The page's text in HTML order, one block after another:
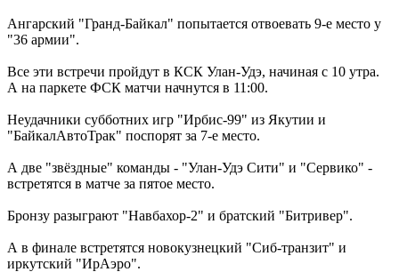
Ангарский "Гранд-Байкал" попытается отвоевать 9-е место у
"36 армии".
Все эти встречи пройдут в КСК Улан-Удэ, начиная с 10 утра.
А на паркете ФСК матчи начнутся в 11:00.
Неудачники субботних игр "Ирбис-99" из Якутии и
"БайкалАвтоТрак" поспорят за 7-е место.
А две "звёздные" команды - "Улан-Удэ Сити" и "Сервико" -
встретятся в матче за пятое место.
Бронзу разыграют "Навбахор-2" и братский "Битривер".
А в финале встретятся новокузнецкий "Сиб-транзит" и
иркутский "ИрАэро".